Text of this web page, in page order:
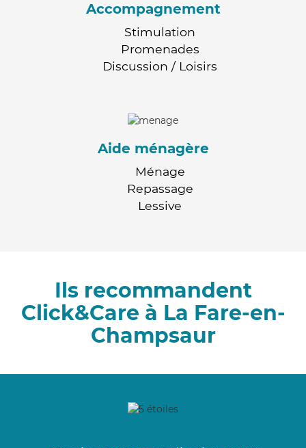
Accompagnement
Stimulation
Promenades
Discussion / Loisirs
Aide ménagère
Ménage
Repassage
Lessive
Ils recommandent
Click&Care à La Fare-en-
Champsaur